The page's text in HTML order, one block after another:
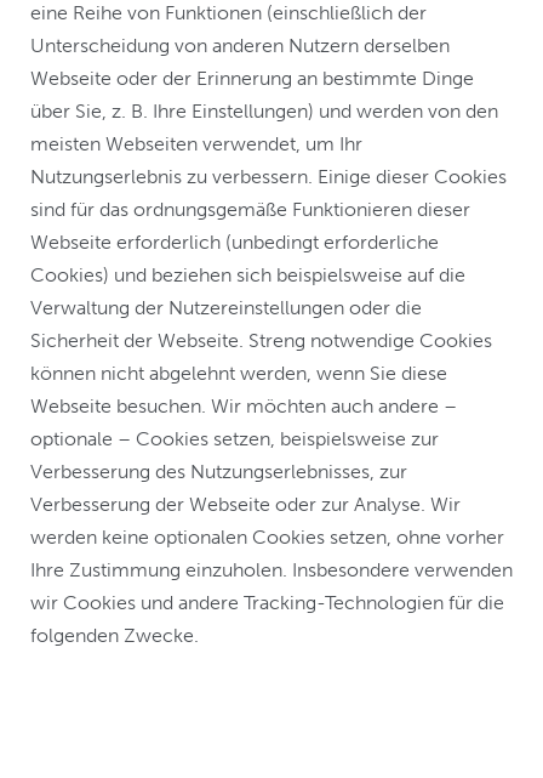
eine Reihe von Funktionen (einschließlich der
Unterscheidung von anderen Nutzern derselben
Webseite oder der Erinnerung an bestimmte Dinge
über Sie, z. B. Ihre Einstellungen) und werden von den
meisten Webseiten verwendet, um Ihr
Nutzungserlebnis zu verbessern. Einige dieser Cookies
sind für das ordnungsgemäße Funktionieren dieser
Webseite erforderlich (unbedingt erforderliche
Cookies) und beziehen sich beispielsweise auf die
Verwaltung der Nutzereinstellungen oder die
Sicherheit der Webseite. Streng notwendige Cookies
können nicht abgelehnt werden, wenn Sie diese
Webseite besuchen. Wir möchten auch andere –
optionale – Cookies setzen, beispielsweise zur
Verbesserung des Nutzungserlebnisses, zur
Verbesserung der Webseite oder zur Analyse. Wir
werden keine optionalen Cookies setzen, ohne vorher
Ihre Zustimmung einzuholen. Insbesondere verwenden
wir Cookies und andere Tracking-Technologien für die
folgenden Zwecke.